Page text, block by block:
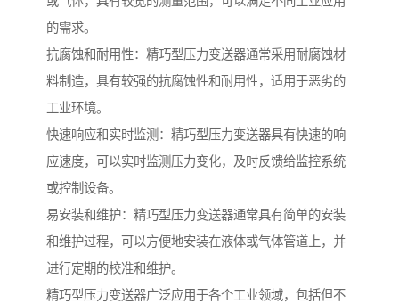
的需求。
抗腐蚀和耐用性：精巧型压力变送器通常采用耐腐蚀材
料制造，具有较强的抗腐蚀性和耐用性，适用于恶劣的
工业环境。
快速响应和实时监测：精巧型压力变送器具有快速的响
应速度，可以实时监测压力变化，及时反馈给监控系统
或控制设备。
易安装和维护：精巧型压力变送器通常具有简单的安装
和维护过程，可以方便地安装在液体或气体管道上，并
进行定期的校准和维护。
精巧型压力变送器广泛应用于各个工业领域，包括但不